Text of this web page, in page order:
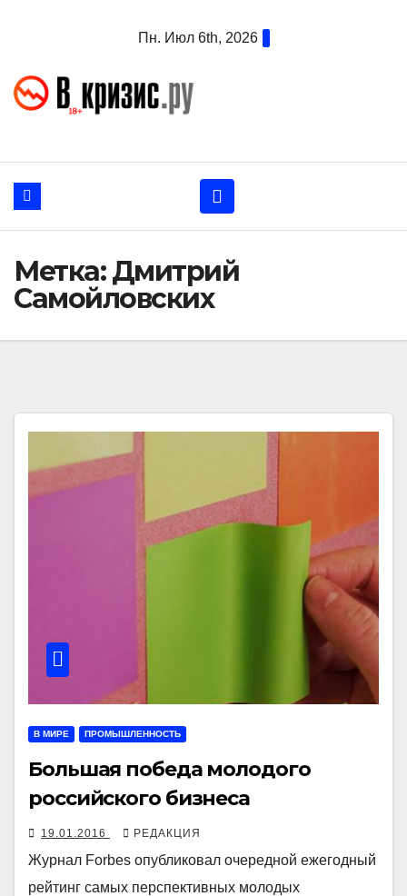
Пн. Июл 6th, 2026
Метка:Дмитрий
Самойловских
В МИРЕ ПРОМЫШЛЕННОСТЬ
Большая победа молодого
российского бизнеса
19.01.2016 РЕДАКЦИЯ
Журнал Forbes опубликовал очередной ежегодный
рейтинг самых перспективных молодых